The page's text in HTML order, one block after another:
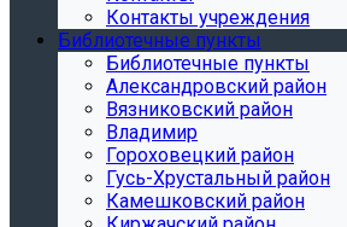
Контакты учреждения
Библиотечные пункты
Библиотечные пункты
Александровский район
Вязниковский район
Владимир
Гороховецкий район
Гусь-Хрустальный район
Камешковский район